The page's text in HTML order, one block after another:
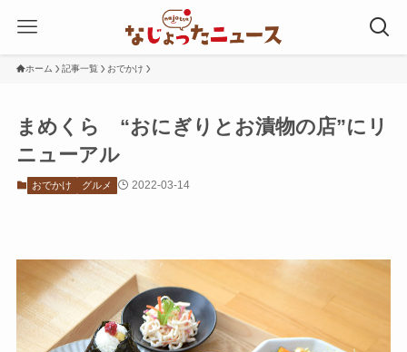
ホーム 記事一覧 おでかけ
まめくら “おにぎりとお漬物の店”にリ
ニューアル
おでかけ グルメ 2022-03-14